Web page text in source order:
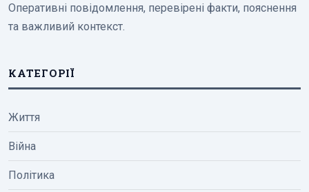
Оперативні повідомлення, перевірені факти, пояснення
та важливий контекст.
КАТЕГОРІЇ
Життя
Війна
Політика